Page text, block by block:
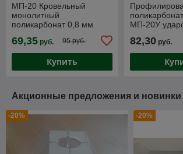
МП-20 Кровельный
монолитный
поликарбонат 0,8 мм
137,5/18мм (цветной)
1050*3000мм BORREX
69,35 руб. 95 руб.
Купить
МП-20У
137,5/18мм,
лед синий"
82,30руб.
Акционные предложения и новинки
-20% -20%